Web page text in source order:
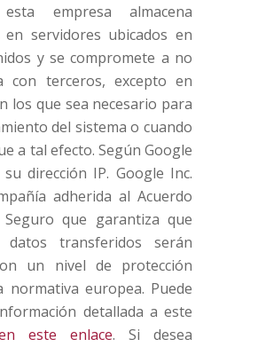
esta empresa almacena
servidores ubicados en
y se compromete a no
con terceros, excepto en
los que sea necesario para
del sistema o cuando
a tal efecto. Según Google
dirección IP. Google Inc.
adherida al Acuerdo
que garantiza que
transferidos serán
un nivel de protección
normativa europea. Puede
detallada a este
este enlace. Si desea